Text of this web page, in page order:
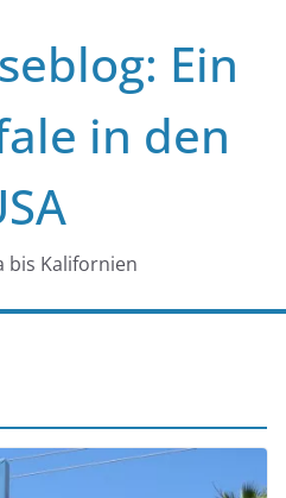
Ein
in den
bis Kalifornien